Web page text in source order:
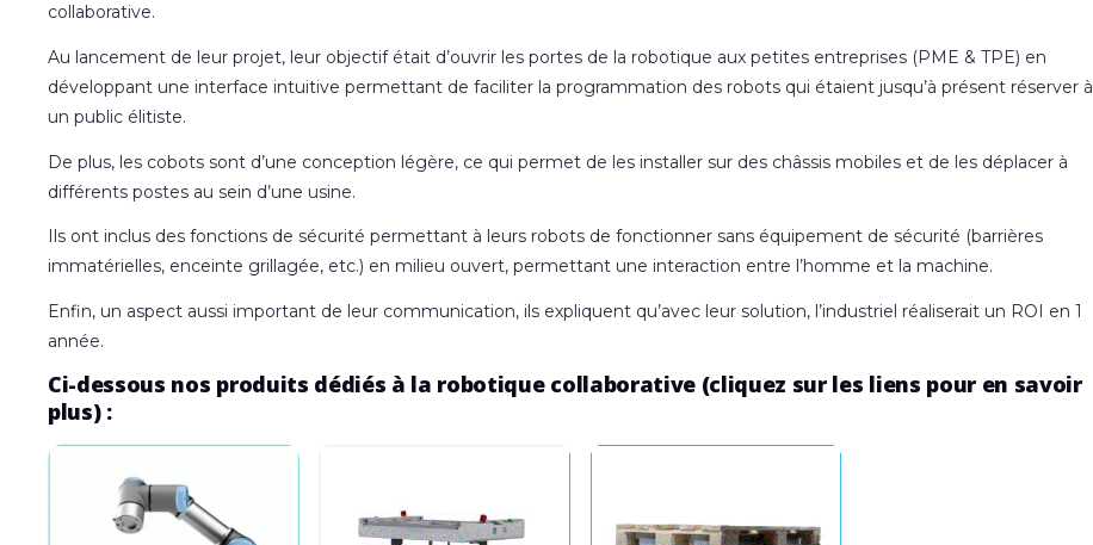
collaborative.
Au lancement de leur projet, leur objectif était d’ouvrir les portes de la robotique aux petites entreprises (PME & TPE) en
développant une interface intuitive permettant de faciliter la programmation des robots qui étaient jusqu’à présent réserver à
un public élitiste.
De plus, les cobots sont d’une conception légère, ce qui permet de les installer sur des châssis mobiles et de les déplacer à
différents postes au sein d’une usine.
Ils ont inclus des fonctions de sécurité permettant à leurs robots de fonctionner sans équipement de sécurité (barrières
immatérielles, enceinte grillagée, etc.) en milieu ouvert, permettant une interaction entre l’homme et la machine.
Enfin, un aspect aussi important de leur communication, ils expliquent qu’avec leur solution, l’industriel réaliserait un ROI en 1
année.
Ci-dessous nos produits dédiés à la robotique collaborative (cliquez sur les liens pour en savoir
plus) :